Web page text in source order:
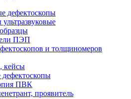
дефектоскопы
ПЭП
и толщиномеров
кейсы
дефектоскопы
ПВК
проявитель